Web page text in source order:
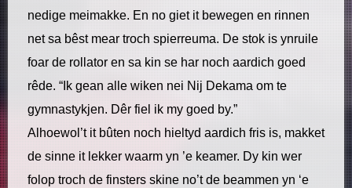
nedige meimakke. En no giet it bewegen en rinnen
net sa bêst mear troch spierreuma. De stok is ynruile
foar de rollator en sa kin se har noch aardich goed
rêde. “Ik gean alle wiken nei Nij Dekama om te
gymnastykjen. Dêr fiel ik my goed by.”
Alhoewol’t it bûten noch hieltyd aardich fris is, makket
de sinne it lekker waarm yn ’e keamer. Dy kin wer
folop troch de finsters skine no’t de beammen yn ‘e